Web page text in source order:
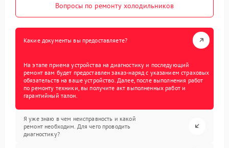
Вопросы по ремонту холодильников
Какие документы вы предоставляете?
На этапе приема устройства на диагностику и последующий
ремонт вам будет предоставлен заказ-наряд с указанием страховых
обязательств на ваше устройство. Далее, после выполнения работ
по ремонту техники, вы получите акт выполненных работ и
гарантийный талон.
Я уже знаю в чем неисправность и какой
ремонт необходим. Для чего проводить
диагностику?